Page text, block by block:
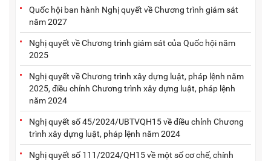
Quốc hội ban hành Nghị quyết về Chương trình giám sát
năm 2027
Nghị quyết về Chương trình giám sát của Quốc hội năm
2025
Nghị quyết về Chương trình xây dựng luật, pháp lệnh năm
2025, điều chỉnh Chương trình xây dựng luật, pháp lệnh
năm 2024
Nghị quyết số 45/2024/UBTVQH15 về điều chỉnh Chương
trình xây dựng luật, pháp lệnh năm 2024
Nghị quyết số 111/2024/QH15 về một số cơ chế, chính